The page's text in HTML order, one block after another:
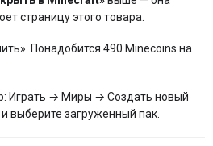
страницу этого товара.
Понадобится 490 Minecoins на
Играть → Миры → Создать новый
загруженный пак.